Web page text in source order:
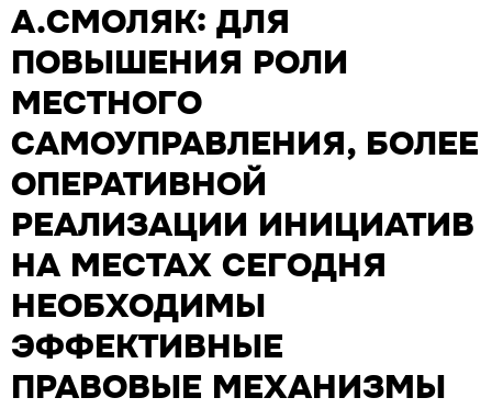
А.СМОЛЯК: ДЛЯ
ПОВЫШЕНИЯ РОЛИ
МЕСТНОГО
САМОУПРАВЛЕНИЯ, БОЛЕЕ
ОПЕРАТИВНОЙ
РЕАЛИЗАЦИИ ИНИЦИАТИВ
НА МЕСТАХ СЕГОДНЯ
НЕОБХОДИМЫ
ЭФФЕКТИВНЫЕ
ПРАВОВЫЕ МЕХАНИЗМЫ